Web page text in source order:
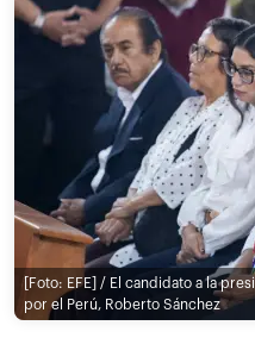
[Foto: EFE] / El candidato a la
por el Perú, Roberto Sánchez